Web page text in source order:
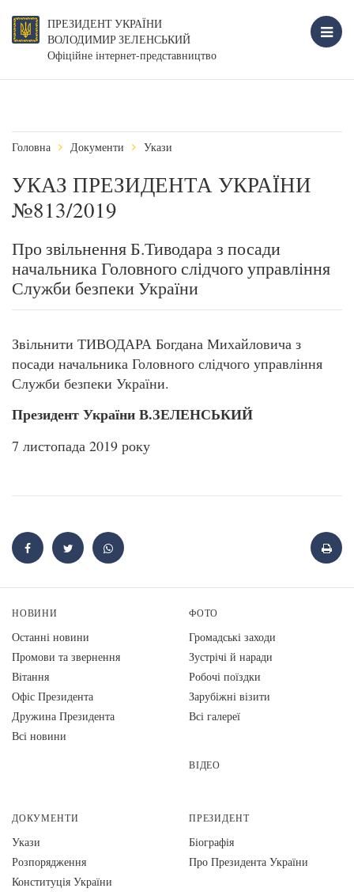
ПРЕЗИДЕНТ УКРАЇНИ
ВОЛОДИМИР ЗЕЛЕНСЬКИЙ
Офіційне інтернет-представництво
Головна Документи Укази
УКАЗ ПРЕЗИДЕНТА УКРАЇНИ
№813/2019
Про звільнення Б.Тиводара з посади
начальника Головного слідчого управління
Служби безпеки України
Звільнити ТИВОДАРА Богдана Михайловича з
посади начальника Головного слідчого управління
Служби безпеки України.
Президент України В.ЗЕЛЕНСЬКИЙ
7 листопада 2019 року
НОВИНИ
Останні новини
Промови та звернення
Вiтання
Офіс Президента
Дружина Президента
Всі новини
ФОТО
Громадські заходи
Зустрічі й наради
Робочі поїздки
Зарубіжні візити
Всі галереї
ВІДЕО
ДОКУМЕНТИ
Укази
Розпорядження
Конституція України
ПРЕЗИДЕНТ
Біографія
Про Президента України